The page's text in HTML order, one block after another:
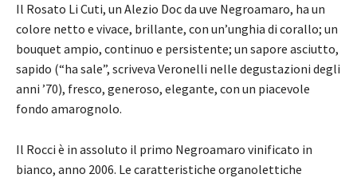
Il Rosato Li Cuti, un Alezio Doc da uve Negroamaro, ha un
colore netto e vivace, brillante, con un’unghia di corallo; un
bouquet ampio, continuo e persistente; un sapore asciutto,
sapido (“ha sale”, scriveva Veronelli nelle degustazioni degli
anni ’70), fresco, generoso, elegante, con un piacevole
fondo amarognolo.
Il Rocci è in assoluto il primo Negroamaro vinificato in
bianco, anno 2006. Le caratteristiche organolettiche